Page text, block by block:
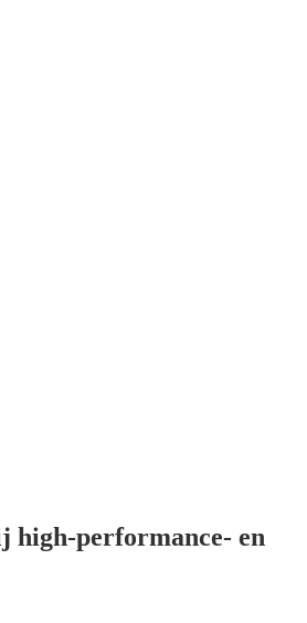
high-performance- en